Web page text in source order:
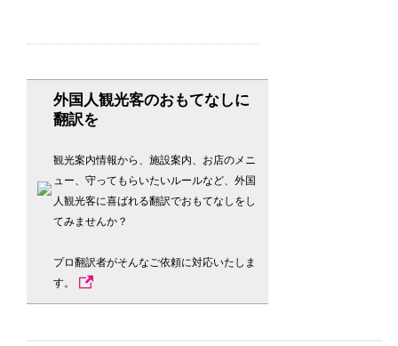
外国人観光客のおもてなしに
翻訳を
観光案内情報から、施設案内、お店のメニ
ュー、守ってもらいたいルールなど、外国
人観光客に喜ばれる翻訳でおもてなしをし
てみませんか？
プロ翻訳者がそんなご依頼に対応いたしま
す。